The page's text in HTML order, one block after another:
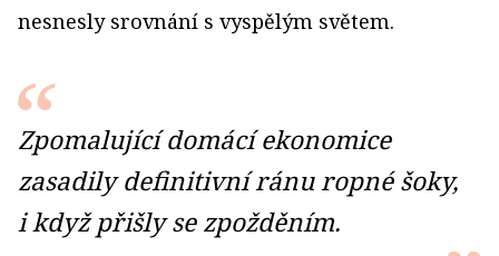
nesnesly srovnání s vyspělým světem.
Zpomalující domácí ekonomice
zasadily definitivní ránu ropné šoky,
i když přišly se zpožděním.